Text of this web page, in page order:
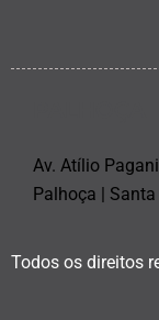
Av. Atílio
Palhoça |
Todos os direitos